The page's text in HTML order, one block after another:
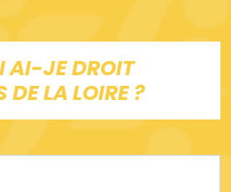
AI-JE DROIT
DE LA LOIRE ?